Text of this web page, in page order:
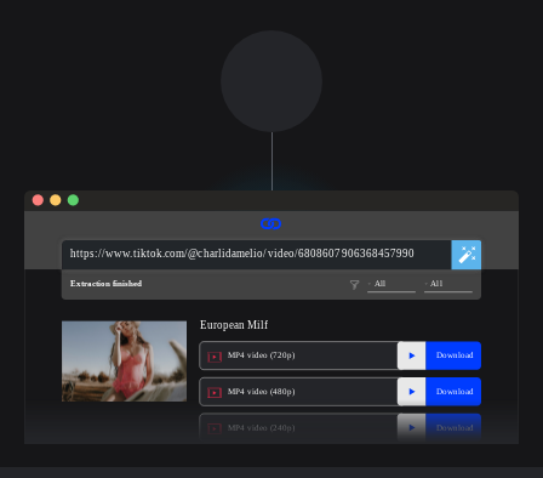
Extraction finished
https://www.tiktok.com/@charlidamelio/video/6808607906368457990
All All
European Milf
MP4 video (720p) Download
MP4 video (480p) Download
MP4 video (240p) Download